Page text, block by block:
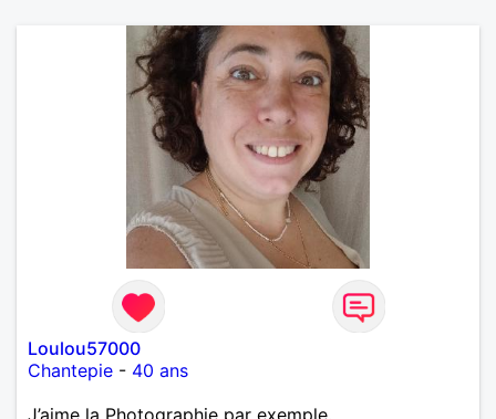
Loulou57000
Chantepie - 40 ans
J’aime la Photographie par exemple.